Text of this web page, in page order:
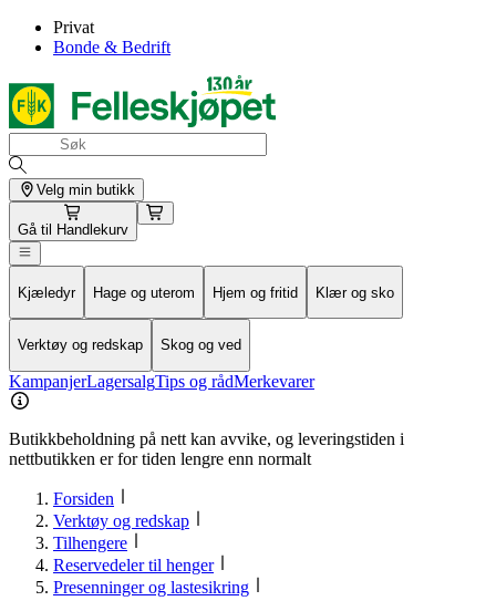
Privat
Bonde & Bedrift
Velg min butikk
Gå til Handlekurv
Kjæledyr Hage og uterom Hjem og fritid Klær og sko
Verktøy og redskap Skog og ved
KampanjerLagersalgTips og rådMerkevarer
Butikkbeholdning på nett kan avvike, og leveringstiden i
nettbutikken er for tiden lengre enn normalt
Forsiden
Verktøy og redskap
Tilhengere
Reservedeler til henger
Presenninger og lastesikring